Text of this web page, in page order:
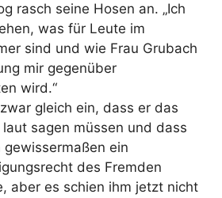
rasch seine Hosen an. „Ich
was für Leute im
sind und wie Frau Grubach
mir gegenüber
wird.“
gleich ein, dass er das
sagen müssen und dass
gewissermaßen ein
des Fremden
aber es schien ihm jetzt nicht